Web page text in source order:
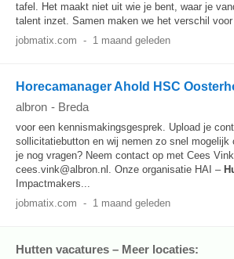
tafel. Het maakt niet uit wie je bent, waar je
talent inzet. Samen maken we het verschil
jobmatix.com - 1 maand geleden
Horecamanager Ahold HSC
albron - Breda
voor een kennismakingsgesprek. Upload je
sollicitatiebutton en wij nemen zo snel mogelijk
je nog vragen? Neem contact op met Cees
cees.vink@albron.nl. Onze organisatie HAI –
Impactmakers...
jobmatix.com - 1 maand geleden
Hutten vacatures – Meer locaties: